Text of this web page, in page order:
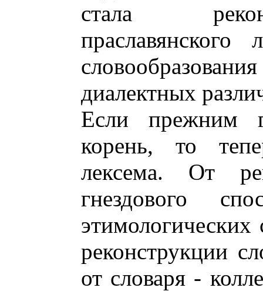
стала
праславянского
диалектных
Если прежним
корень, то
лексема. От
гнездового
этимологических
реконструкции
от словаря -